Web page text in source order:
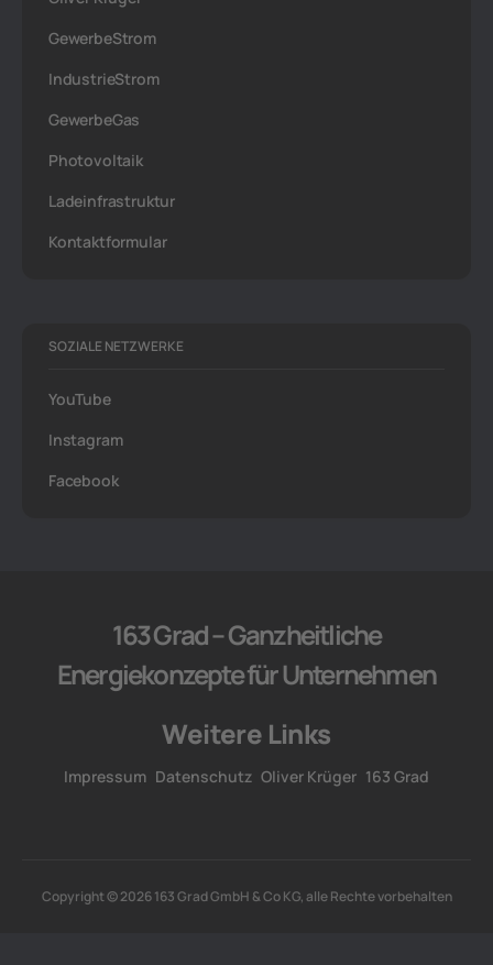
GewerbeStrom
IndustrieStrom
GewerbeGas
Photovoltaik
Ladeinfrastruktur
Kontaktformular
SOZIALE NETZWERKE
YouTube
Instagram
Facebook
163 Grad – Ganzheitliche
Energiekonzepte für Unternehmen
Weitere Links
Impressum Datenschutz Oliver Krüger 163 Grad
Copyright © 2026 163 Grad GmbH & Co KG, alle Rechte vorbehalten